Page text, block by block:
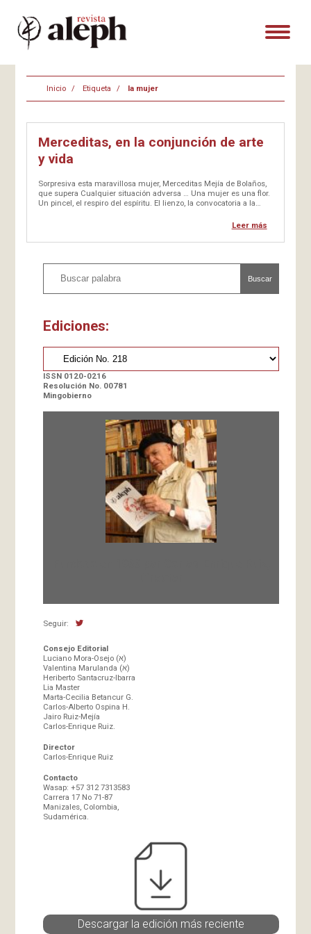
Inicio Etiqueta la mujer
Merceditas, en la conjunción de arte
y vida
Sorpresiva esta maravillosa mujer, Merceditas Mejía de Bolaños,
que supera Cualquier situación adversa … Una mujer es una flor.
Un pincel, el respiro del espíritu. El lienzo, la convocatoria a la
Leer más
Buscar
Ediciones:
ISSN 0120-0216
Resolución No. 00781
Mingobierno
Seguir:
Consejo Editorial
Luciano Mora-Osejo (א)
Valentina Marulanda (א)
Heriberto Santacruz-Ibarra
Lia Master
Marta-Cecilia Betancur G.
Carlos-Alberto Ospina H.
Jairo Ruiz-Mejía
Carlos-Enrique Ruiz.
Director
Carlos-Enrique Ruiz
Contacto
Wasap: +57 312 7313583
Carrera 17 No 71-87
Manizales, Colombia,
Sudamérica.
Descargar la edición más reciente